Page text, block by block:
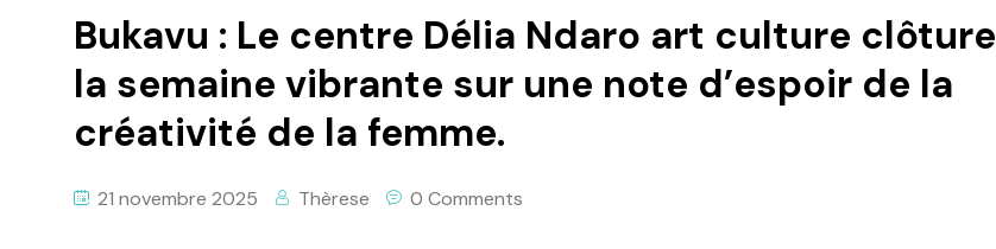
Bukavu : Le centre Délia Ndaro art culture clôture
la semaine vibrante sur une note d’espoir de la
créativité de la femme.
21 novembre 2025 Thèrese 0 Comments